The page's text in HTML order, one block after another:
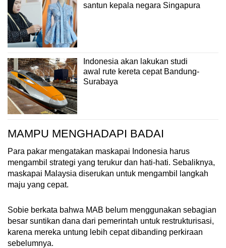
santun kepala negara Singapura
Indonesia akan lakukan studi
awal rute kereta cepat Bandung-
Surabaya
MAMPU MENGHADAPI BADAI
Para pakar mengatakan maskapai Indonesia harus
mengambil strategi yang terukur dan hati-hati. Sebaliknya,
maskapai Malaysia diserukan untuk mengambil langkah
maju yang cepat.
Sobie berkata bahwa MAB belum menggunakan sebagian
besar suntikan dana dari pemerintah untuk restrukturisasi,
karena mereka untung lebih cepat dibanding perkiraan
sebelumnya.